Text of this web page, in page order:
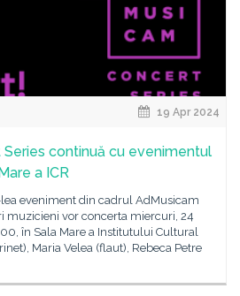
19 Apr 2024
continuă cu evenimentul
a ICR
lea eveniment din cadrul AdMusicam
muzicieni vor concerta miercuri, 24
în Sala Mare a Institutului Cultural
Maria Velea (flaut), Rebeca Petre